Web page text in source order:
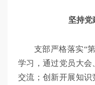
坚持党
支部严格落实“
学习，通过党员大会
交流；创新开展知识